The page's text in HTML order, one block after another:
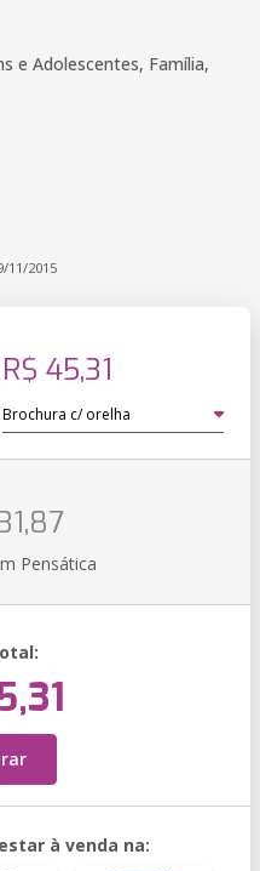
e Adolescentes, Família,
11/2015
R$ 45,31
Pensática
à venda na: